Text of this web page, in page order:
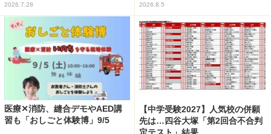
2026.7.28 2026.8.5
医療✕消防、縫合デモやAED講
習も「おしごと体験博」9/5
【中学受験2027】人気校の併願
先は…四谷大塚「第2回合不合判